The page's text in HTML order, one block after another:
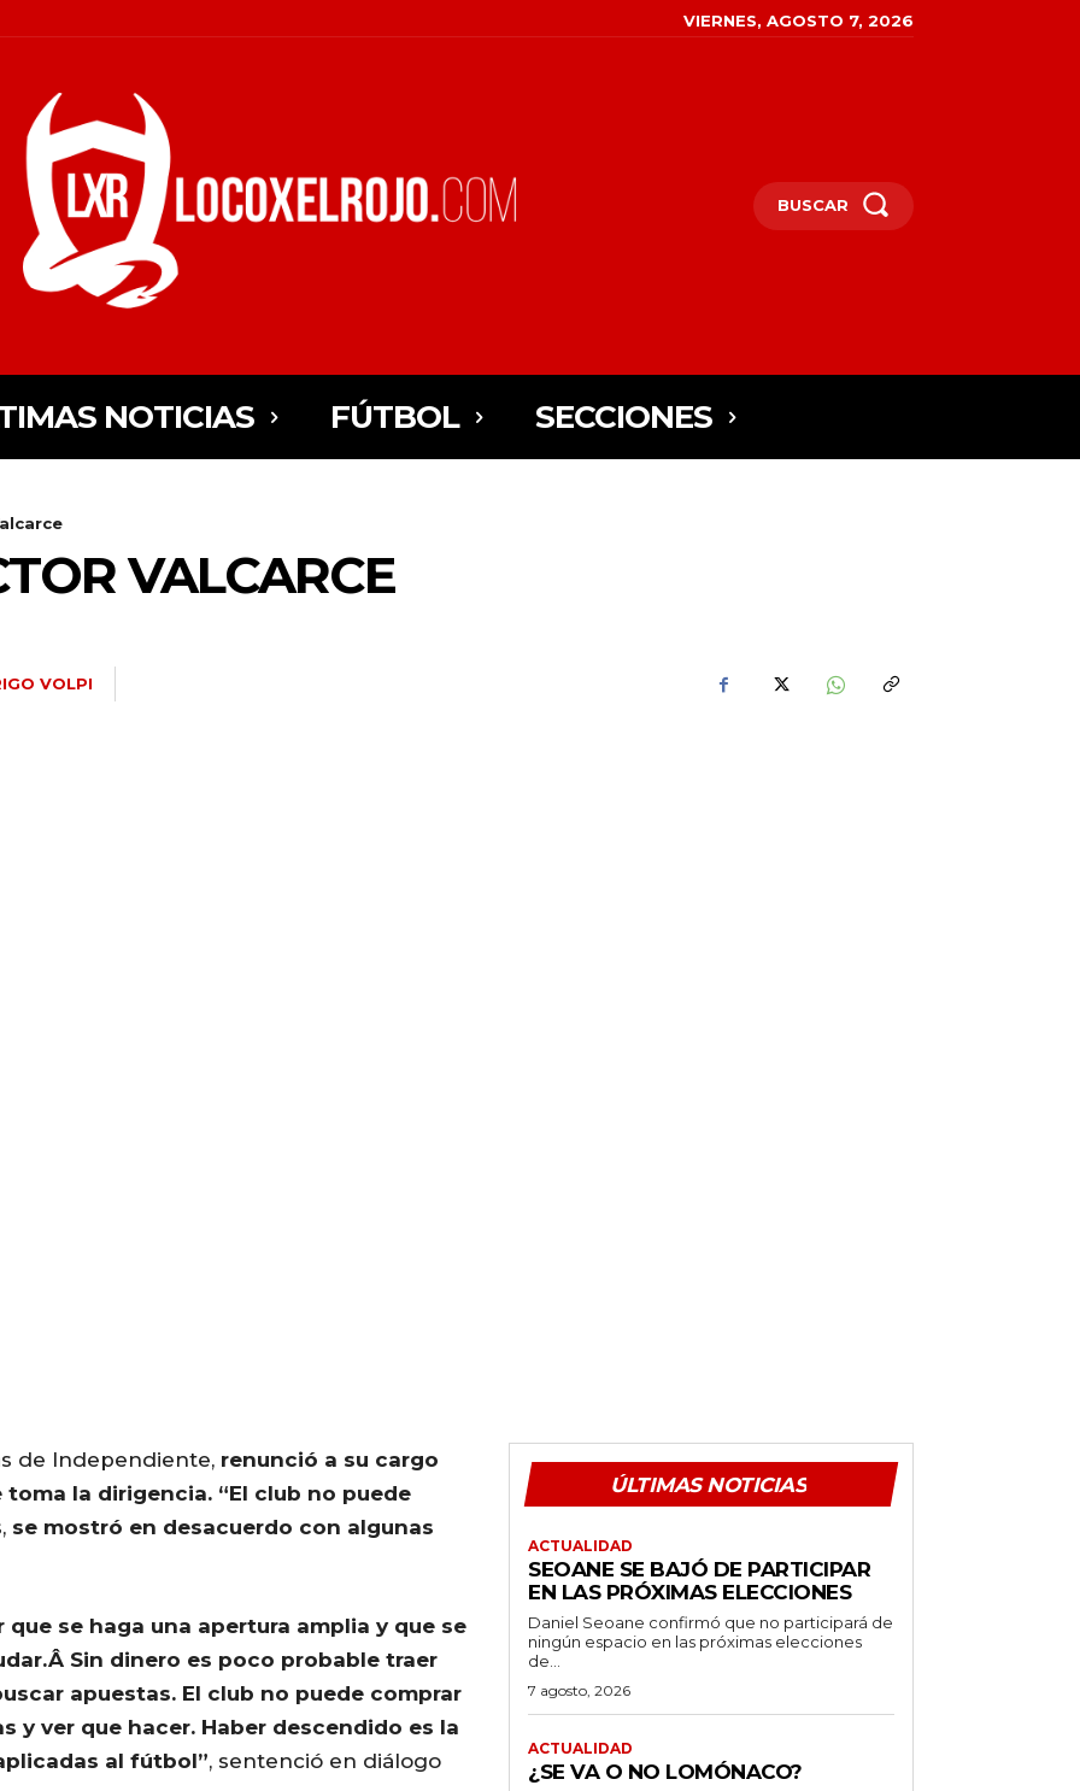
VIERNES, AGOSTO 7, 2026
BUSCAR
NOTICIAS FÚTBOL SECCIONES
VALCARCE
VOLPI
de Independiente, renunció a su cargo
la dirigencia. “El club no puede
se mostró en desacuerdo con algunas
se haga una apertura amplia y que se
Sin dinero es poco probable traer
apuestas. El club no puede comprar
y ver que hacer. Haber descendido es la
al fútbol”, sentenció en diálogo
ÚLTIMAS NOTICIAS
ACTUALIDAD
SEOANE SE BAJÓ DE PARTICIPAR
EN LAS PRÓXIMAS ELECCIONES
Daniel Seoane confirmó que no participará de
ningún espacio en las próximas elecciones
de...
7 agosto, 2026
ACTUALIDAD
¿SE VA O NO LOMÓNACO?